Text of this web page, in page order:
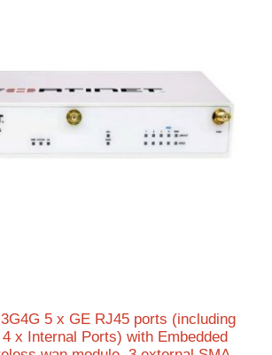
5 x GE RJ45 ports (including
x Internal Ports) with Embedded